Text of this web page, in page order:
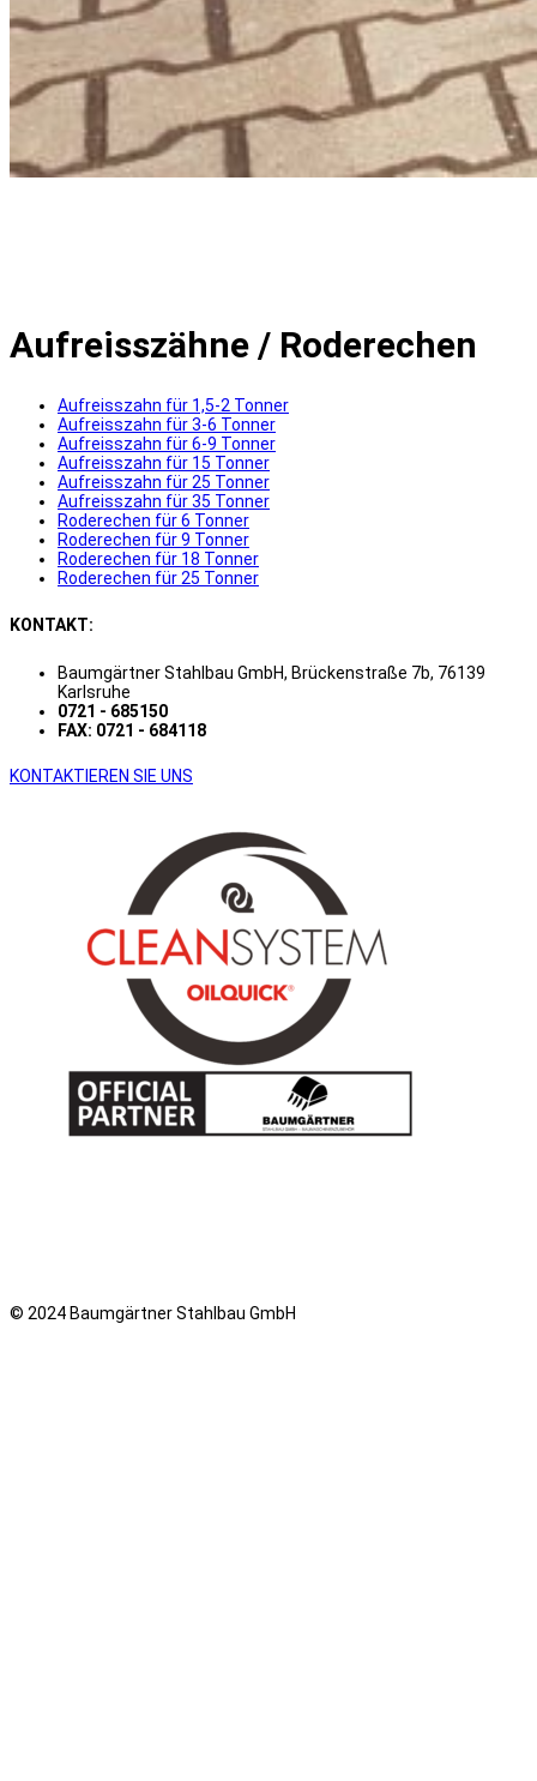
Aufreisszähne / Roderechen
Aufreisszahn für 1,5-2 Tonner
Aufreisszahn für 3-6 Tonner
Aufreisszahn für 6-9 Tonner
Aufreisszahn für 15 Tonner
Aufreisszahn für 25 Tonner
Aufreisszahn für 35 Tonner
Roderechen für 6 Tonner
Roderechen für 9 Tonner
Roderechen für 18 Tonner
Roderechen für 25 Tonner
KONTAKT:
Baumgärtner Stahlbau GmbH, Brückenstraße 7b, 76139
Karlsruhe
0721 - 685150
FAX: 0721 - 684118
KONTAKTIEREN SIE UNS
© 2024 Baumgärtner Stahlbau GmbH